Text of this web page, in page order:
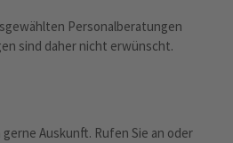
Personalberatungen
sind daher nicht erwünscht.
Auskunft. Rufen Sie an oder